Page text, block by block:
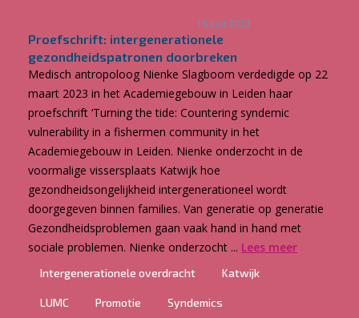
18 juni 2023
Proefschrift: intergenerationele
gezondheidspatronen doorbreken
Medisch antropoloog Nienke Slagboom verdedigde op 22
maart 2023 in het Academiegebouw in Leiden haar
proefschrift ‘Turning the tide: Countering syndemic
vulnerability in a fishermen community in het
Academiegebouw in Leiden. Nienke onderzocht in de
voormalige vissersplaats Katwijk hoe
gezondheidsongelijkheid intergenerationeel wordt
doorgegeven binnen families. Van generatie op generatie
Gezondheidsproblemen gaan vaak hand in hand met
sociale problemen. Nienke onderzocht ... Lees meer
Intergenerationele overdracht Katwijk
LUMC Promotie Syndemics